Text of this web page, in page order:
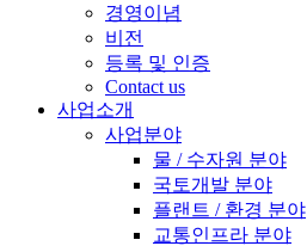
경영이념
비전
등록 및 인증
Contact us
사업소개
사업분야
물 / 수자원 분야
국토개발 분야
플랜트 / 환경 분야
교통인프라 분야